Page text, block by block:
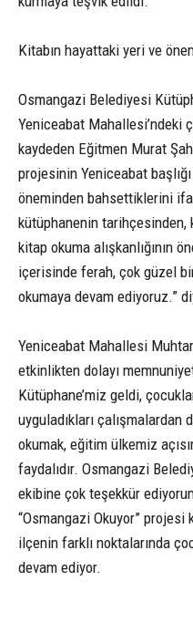
Kitabın hayattaki yeri ve
Osmangazi Belediyesi
Yeniceabat Mahallesi’ndeki
kaydeden Eğitmen Murat
projesinin Yeniceabat
öneminden bahsettiklerini
kütüphanenin tarihçesinden,
kitap okuma alışkanlığının
içerisinde ferah, çok güzel
okumaya devam ediyoruz.”
Yeniceabat Mahallesi
etkinlikten dolayı
Kütüphane’miz geldi,
uyguladıkları
okumak, eğitim ülkemiz
faydalıdır. Osmangazi
ekibine çok teşekkür
“Osmangazi Okuyor” projesi
ilçenin farklı noktalarında
devam ediyor.